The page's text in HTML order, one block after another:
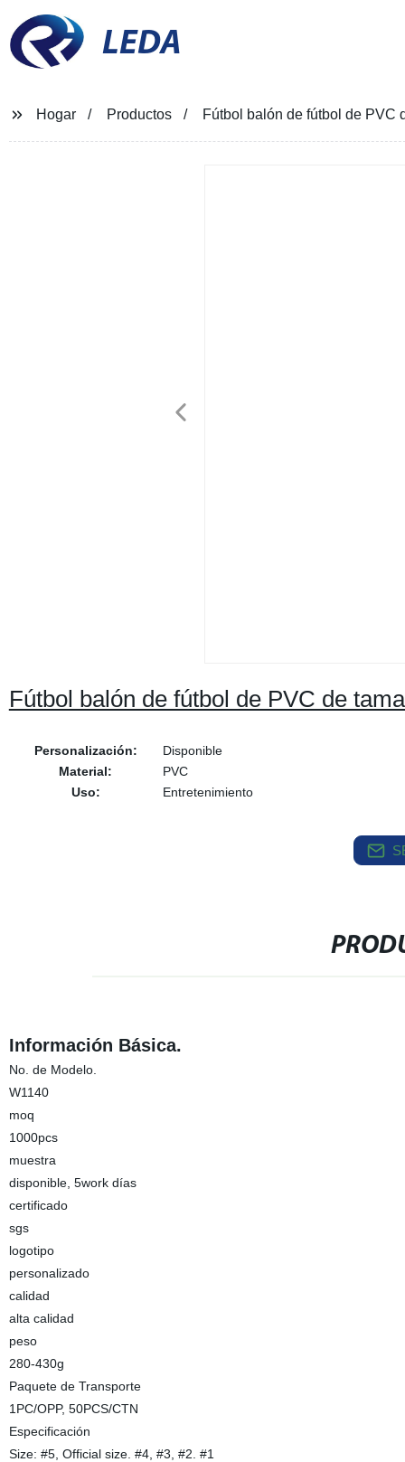
LEDA
Hogar Productos Fútbol balón de fútbol de PVC
Fútbol balón de fútbol de PVC de
Personalización:
Disponible
Material:
PVC
Uso:
Entretenimiento
Información Básica.
No. de Modelo.
W1140
moq
1000pcs
muestra
disponible, 5work días
certificado
sgs
logotipo
personalizado
calidad
alta calidad
peso
280-430g
Paquete de Transporte
1PC/OPP, 50PCS/CTN
Especificación
Size: #5, Official size. #4, #3, #2. #1